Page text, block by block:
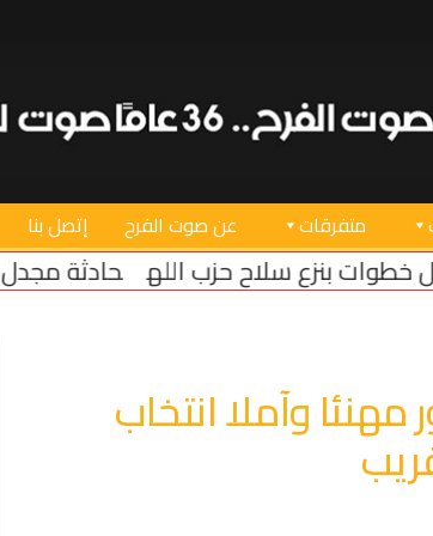
متفرقات عن صوت الفرح إتصل بنا
حادثة مجدل زون كادت تنسف مفاوضات
وآملا انتخاب